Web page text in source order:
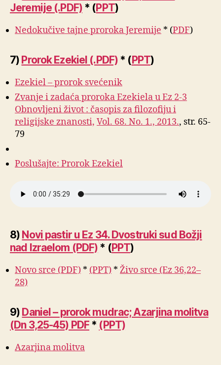
Jeremije (.PDF)* (PPT)
Nedokučive tajne proroka Jeremije * (PDF)
7) Prorok Ezekiel (.PDF) * (PPT)
Ezekiel – prorok svećenik
Zvanje i zadaća proroka Ezekiela u Ez 2-3
Obnovljeni život : časopis za filozofiju i
religijske znanosti, Vol. 68. No. 1., 2013., str. 65-
79
Poslušajte: Prorok Ezekiel
8) Novi pastir u Ez 34. Dvostruki sud Božji
nad Izraelom (PDF) * (PPT)
Novo srce (PDF) * (PPT) * Živo srce (Ez 36,22–
28)
9) Daniel – prorok mudrac; Azarjina molitva
(Dn 3,25-45) PDF * (PPT)
Azarjina molitva